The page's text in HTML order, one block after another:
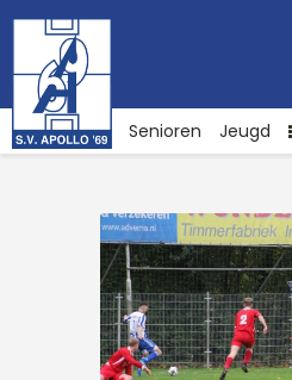
Senioren Jeugd
Nieuws
Club
Sponsoren
Webshop